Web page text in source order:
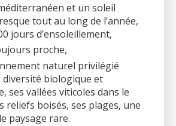
et un soleil
tout au long de l’année,
jours d’ensoleillement,
proche,
naturel privilégié
diversité biologique et
ses vallées viticoles dans le
reliefs boisés, ses plages, une
paysage rare.